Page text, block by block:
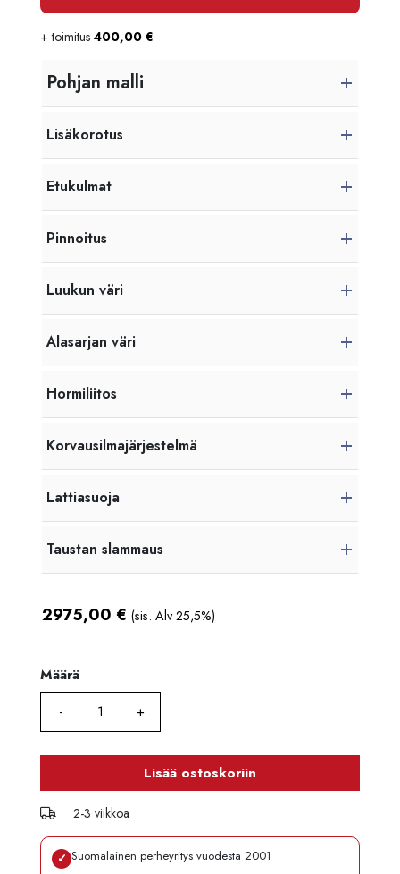
+ toimitus 400,00 €
Pohjan malli
Lisäkorotus
Etukulmat
Pinnoitus
Luukun väri
Alasarjan väri
Hormiliitos
Korvausilmajärjestelmä
Lattiasuoja
Taustan slammaus
2975,00 € (sis. Alv 25,5%)
Määrä
Määrä
Lisää ostoskoriin
2-3 viikkoa
✓ Suomalainen perheyritys vuodesta 2001